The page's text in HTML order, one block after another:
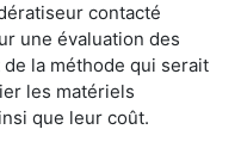
contacté
une évaluation des
la méthode qui serait
les matériels
que leur coût.